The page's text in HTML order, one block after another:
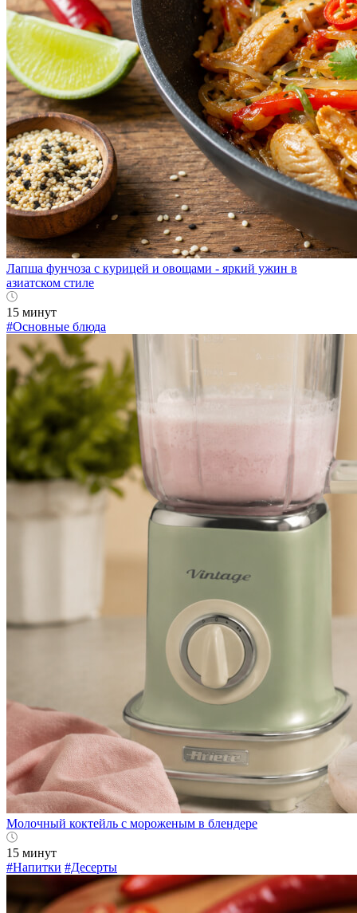
Лапша фунчоза с курицей и овощами - яркий ужин в
азиатском стиле
15 минут
#Основные блюда
Молочный коктейль с мороженым в блендере
15 минут
#Напитки #Десерты